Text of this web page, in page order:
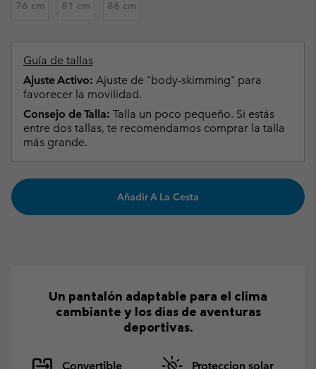
76 cm 81 cm 86 cm
Guía de tallas
Ajuste Activo: Ajuste de "body-skimming" para
favorecer la movilidad.
Consejo de Talla: Talla un poco pequeño. Si estás
entre dos tallas, te recomendamos comprar la talla
más grande.
Añadir A La Cesta
Un pantalón adaptable para el clima
cambiante y los días de aventuras
deportivas.
Convertible Proteccion solar